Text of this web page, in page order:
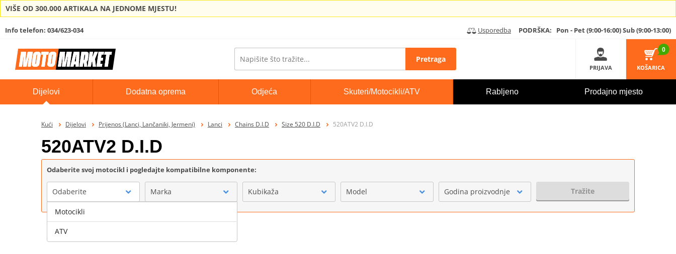
VIŠE OD 300.000 ARTIKALA NA JEDNOME MJESTU!
Info telefon: 034/623-034 Usporedba PODRŠKA: Pon - Pet (9:00-16:00)Sub (9:00-13:00)
Pretraga
PRIJAVA
0
KOŠARICA
Dijelovi Dodatna oprema Odjeća Skuteri/Motocikli/ATV Rabljeno Prodajno mjesto
Kući Dijelovi Prijenos (Lanci, Lančaniki, Jermeni) Lanci Chains D.I.D Size 520 D.I.D 520ATV2 D.I.D
520ATV2 D.I.D
Odaberite svoj motocikl i pogledajte kompatibilne komponente:
Odaberite Marka Kubikaža Model Godina proizvodnje Tražite
Motocikli
ATV